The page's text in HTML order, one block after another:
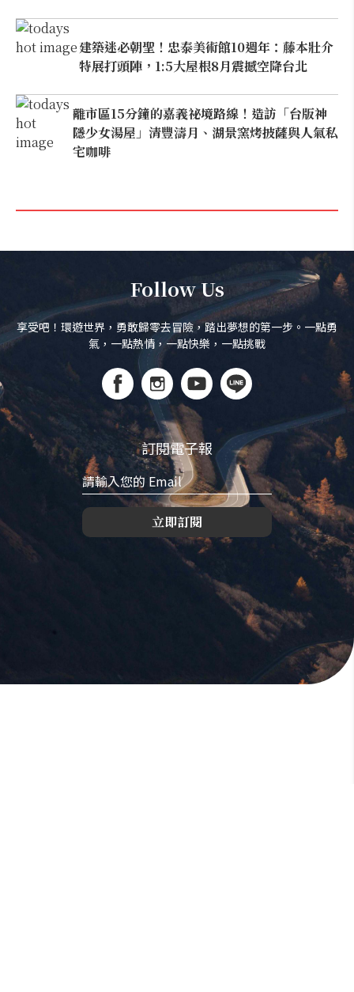
建築迷必朝聖！忠泰美術館10週年：藤本壯介
特展打頭陣，1:5大屋根8月震撼空降台北
離市區15分鐘的嘉義祕境路線！造訪「台版神
隱少女湯屋」清豐濤月、湖景窯烤披薩與人氣私
宅咖啡
Follow Us
享受吧！環遊世界，勇敢歸零去冒險，踏出夢想的第一步。一點勇
氣，一點熱情，一點快樂，一點挑戰
訂閱電子報
立即訂閱